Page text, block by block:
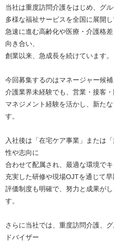
当社は重度訪問介護をはじめ、グ
多様な福祉サービスを全国に展開し
急速に進む高齢化や医療・介護格
向き合い、
創業以来、急成長を続けています。
今回募集するのはマネージャー候補
介護業界未経験でも、営業・接客
マネジメント経験を活かし、新た
す。
入社後は「在宅ケア事業」または
性や志向に
合わせて配属され、最適な環境で
充実した研修や現場OJTを通じて早
評価制度も明確で、努力と成果が
す。
さらに当社では、重度訪問介護、
ドバイザー